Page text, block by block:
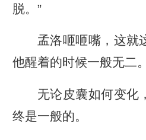
脱。”
孟洛咂咂嘴，这就
他醒着的时候一般无二。
无论皮囊如何变化
终是一般的。